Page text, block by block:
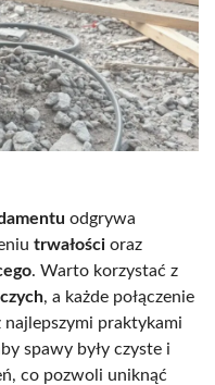
odgrywa
trwałości oraz
. Warto korzystać z
, a każde połączenie
praktykami
spawy były czyste i
co pozwoli uniknąć